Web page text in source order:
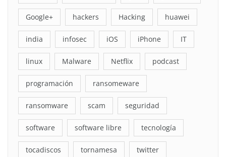
Google+ hackers Hacking huawei
india infosec iOS iPhone IT
linux Malware Netflix podcast
programación ransomeware
ransomware scam seguridad
software software libre tecnología
tocadiscos tornamesa twitter